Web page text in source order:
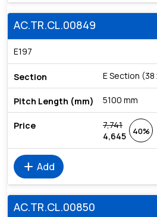
AC.TR.CL.00849
E197
E Section (38
5100 mm
7,741
4,645
40%
add Add
AC.TR.CL.00850